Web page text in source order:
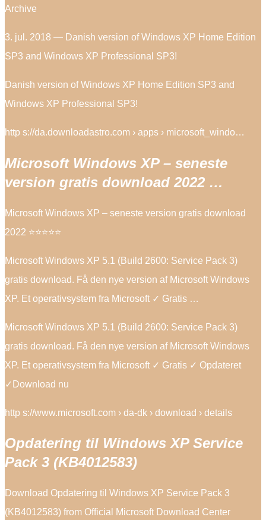
Archive
3. jul. 2018 — Danish version of Windows XP Home Edition
SP3 and Windows XP Professional SP3!
Danish version of Windows XP Home Edition SP3 and
Windows XP Professional SP3!
http s://da.downloadastro.com › apps › microsoft_windo…
Microsoft Windows XP – seneste
version gratis download 2022 …
Microsoft Windows XP – seneste version gratis download
2022 ⭐⭐⭐⭐⭐
Microsoft Windows XP 5.1 (Build 2600: Service Pack 3)
gratis download. Få den nye version af Microsoft Windows
XP. Et operativsystem fra Microsoft ✓ Gratis …
Microsoft Windows XP 5.1 (Build 2600: Service Pack 3)
gratis download. Få den nye version af Microsoft Windows
XP. Et operativsystem fra Microsoft ✓ Gratis ✓ Opdateret
✓Download nu
http s://www.microsoft.com › da-dk › download › details
Opdatering til Windows XP Service
Pack 3 (KB4012583)
Download Opdatering til Windows XP Service Pack 3
(KB4012583) from Official Microsoft Download Center